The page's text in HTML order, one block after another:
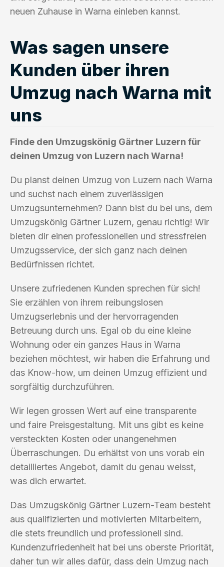
neuen Zuhause in Warna einleben kannst.
Was sagen unsere
Kunden über ihren
Umzug nach Warna mit
uns
Finde den Umzugskönig Gärtner Luzern für
deinen Umzug von Luzern nach Warna!
Du planst deinen Umzug von Luzern nach Warna
und suchst nach einem zuverlässigen
Umzugsunternehmen? Dann bist du bei uns, dem
Umzugskönig Gärtner Luzern, genau richtig! Wir
bieten dir einen professionellen und stressfreien
Umzugsservice, der sich ganz nach deinen
Bedürfnissen richtet.
Unsere zufriedenen Kunden sprechen für sich!
Sie erzählen von ihrem reibungslosen
Umzugserlebnis und der hervorragenden
Betreuung durch uns. Egal ob du eine kleine
Wohnung oder ein ganzes Haus in Warna
beziehen möchtest, wir haben die Erfahrung und
das Know-how, um deinen Umzug effizient und
sorgfältig durchzuführen.
Wir legen grossen Wert auf eine transparente
und faire Preisgestaltung. Mit uns gibt es keine
versteckten Kosten oder unangenehmen
Überraschungen. Du erhältst von uns vorab ein
detailliertes Angebot, damit du genau weisst,
was dich erwartet.
Das Umzugskönig Gärtner Luzern-Team besteht
aus qualifizierten und motivierten Mitarbeitern,
die stets freundlich und professionell sind.
Kundenzufriedenheit hat bei uns oberste Priorität,
daher tun wir alles dafür, dass dein Umzug nach